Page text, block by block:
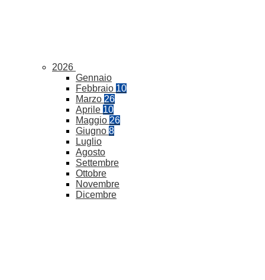
2026
Gennaio
Febbraio 10
Marzo 26
Aprile 10
Maggio 26
Giugno 8
Luglio
Agosto
Settembre
Ottobre
Novembre
Dicembre